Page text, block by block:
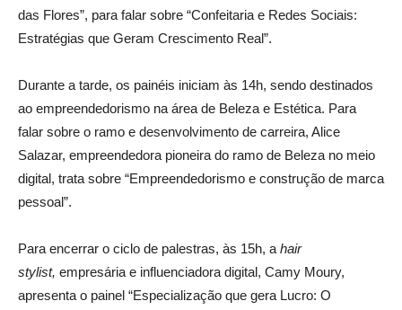
das Flores”, para falar sobre “Confeitaria e Redes Sociais:
Estratégias que Geram Crescimento Real”.
Durante a tarde, os painéis iniciam às 14h, sendo destinados
ao empreendedorismo na área de Beleza e Estética. Para
falar sobre o ramo e desenvolvimento de carreira, Alice
Salazar, empreendedora pioneira do ramo de Beleza no meio
digital, trata sobre “Empreendedorismo e construção de marca
pessoal”.
Para encerrar o ciclo de palestras, às 15h, a hair
stylist, empresária e influenciadora digital, Camy Moury,
apresenta o painel “Especialização que gera Lucro: O